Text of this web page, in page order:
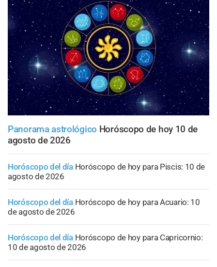
Panorama astrológico Horóscopo de hoy 10 de
agosto de 2026
Horóscopo del día Horóscopo de hoy para Piscis: 10 de
agosto de 2026
Horóscopo del día Horóscopo de hoy para Acuario: 10
de agosto de 2026
Horóscopo del día Horóscopo de hoy para Capricornio:
10 de agosto de 2026